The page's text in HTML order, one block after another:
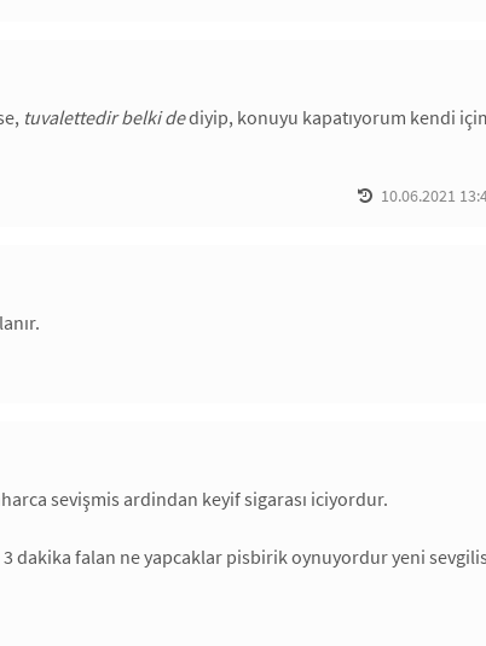
tuvalettedir belki dediyip, konuyu kapatıyorum kendi
10.06.2021
sevişmis ardindan keyif sigarası iciyordur.
dakika falan ne yapcaklar pisbirik oynuyordur yeni